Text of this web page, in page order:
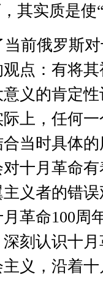
其实质是使
前俄罗斯
点：有将
义的肯定
上，任何
当时具体
十月革命
义者的错
革命100周
刻认识十
义，沿着